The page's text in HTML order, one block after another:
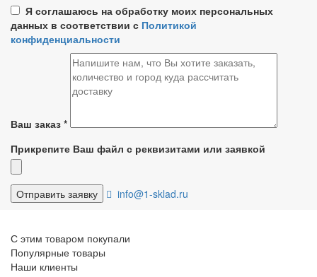
Я соглашаюсь на обработку моих персональных
данных в соответствии с Политикой
конфиденциальности
Ваш заказ *
Прикрепите Ваш файл с реквизитами или заявкой
info@1-sklad.ru
С этим товаром покупали
Популярные товары
Наши клиенты